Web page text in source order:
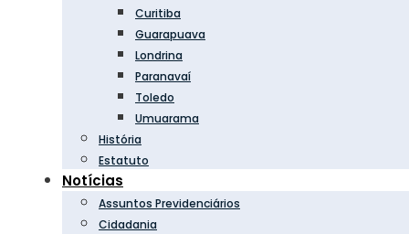
Curitiba
Guarapuava
Londrina
Paranavaí
Toledo
Umuarama
História
Estatuto
Notícias
Assuntos Previdenciários
Cidadania